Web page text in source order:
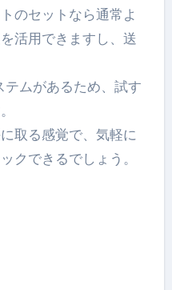
のセットなら通常よ
活用できますし、送
ムがあるため、試す
取る感覚で、気軽に
クできるでしょう。